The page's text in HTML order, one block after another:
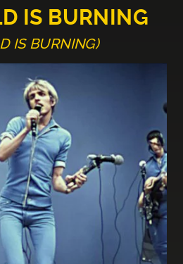
IS BURNING
IS BURNING)